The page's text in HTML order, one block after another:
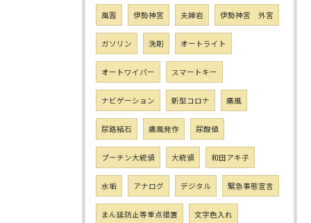
風習 伊勢神宮 夫婦岩 伊勢神宮 外宮
ガソリン 洗剤 オートライト
オートワイパー スマートキー
ナビゲーション 新型コロナ 痛風
尿路結石 痛風発作 尿酸値
プーチン大統領 大統領 和田アキ子
水垢 アナログ デジタル 緊急事態宣言
まん延防止等重点措置 文字色入れ